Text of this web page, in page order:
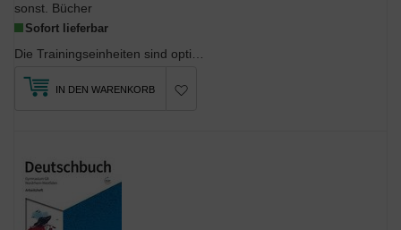
sonst. Bücher
Sofort lieferbar
IN DEN WARENKORB